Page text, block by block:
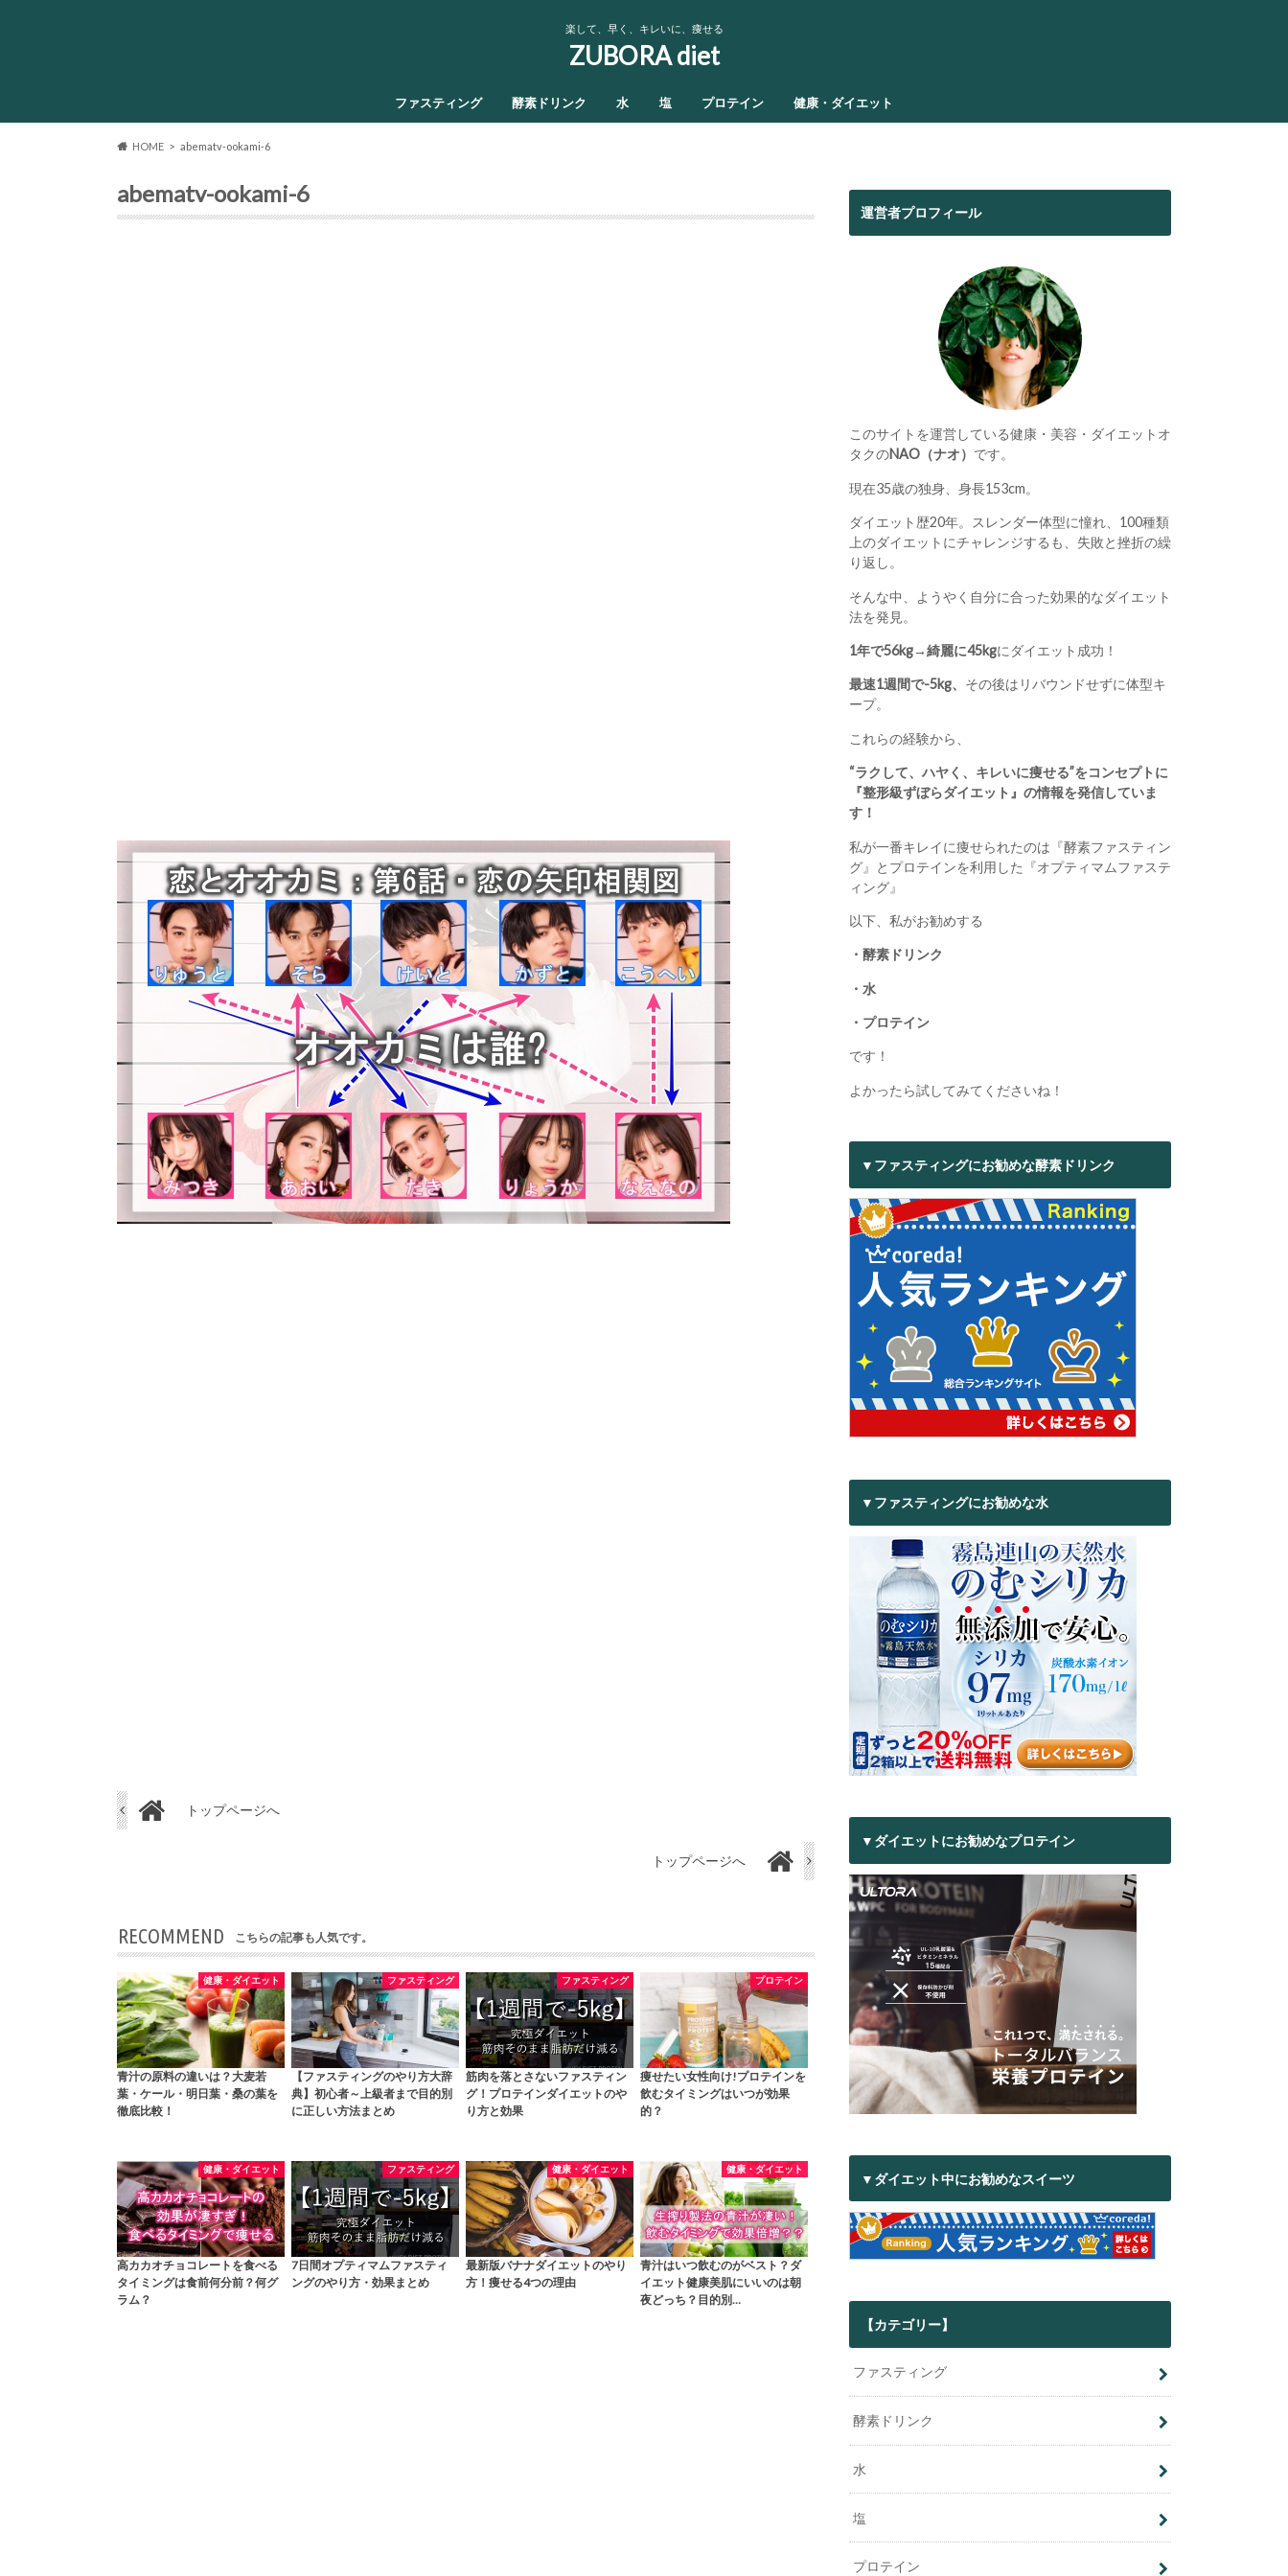
楽して、早く、キレいに、痩せる
ZUBORA diet
ファスティング 酵素ドリンク 水 塩 プロテイン 健康・ダイエット
HOME abematv-ookami-6
abematv-ookami-6
トップページへ
トップページへ
RECOMMEND こちらの記事も人気です。
健康・ダイエット
青汁の原料の違いは？大麦若
葉・ケール・明日葉・桑の葉を
徹底比較！
ファスティング
【ファスティングのやり方大辞
典】初心者～上級者まで目的別
に正しい方法まとめ
ファスティング
筋肉を落とさないファスティン
グ！プロテインダイエットのや
り方と効果
プロテイン
痩せたい女性向け!プロテインを
飲むタイミングはいつが効果
的？
健康・ダイエット
高カカオチョコレートを食べる
タイミングは食前何分前？何グ
ラム？
ファスティング
7日間オプティマムファスティ
ングのやり方・効果まとめ
健康・ダイエット
最新版バナナダイエットのやり
方！痩せる4つの理由
健康・ダイエット
青汁はいつ飲むのがベスト？ダ
イエット健康美肌にいいのは朝
夜どっち？目的別…
運営者プロフィール
このサイトを運営している健康・美容・ダイエットオ
タクのNAO（ナオ） です。
現在35歳の独身、身長153cm。
ダイエット歴20年。スレンダー体型に憧れ、100種類
上のダイエットにチャレンジするも、失敗と挫折の繰
り返し。
そんな中、ようやく自分に合った効果的なダイエット
法を発見。
1年で56kg→綺麗に45kgにダイエット成功！
最速1週間で-5kg、 その後はリバウンドせずに体型キ
ープ。
これらの経験から、
“ラクして、ハヤく、キレいに痩せる”をコンセプトに
『整形級ずぼらダイエット』の情報を発信していま
す！
私が一番キレイに痩せられたのは『酵素ファスティン
グ』とプロテインを利用した『オプティマムファステ
ィング』
以下、私がお勧めする
・酵素ドリンク
・水
・プロテイン
です！
よかったら試してみてくださいね！
▼ファスティングにお勧めな酵素ドリンク
▼ファスティングにお勧めな水
▼ダイエットにお勧めなプロテイン
▼ダイエット中にお勧めなスイーツ
【カテゴリー】
ファスティング
酵素ドリンク
水
塩
プロテイン